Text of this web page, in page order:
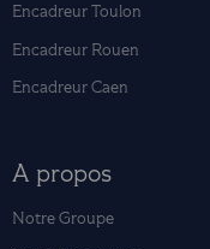
Encadreur Toulon
Encadreur Rouen
Encadreur Caen
A propos
Notre Groupe